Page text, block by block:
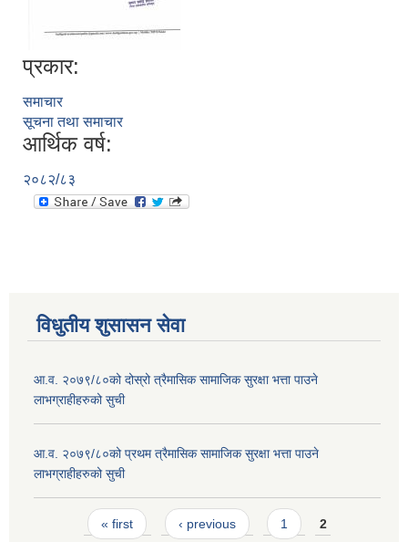
प्रकार:
समाचार
सूचना तथा समाचार
आर्थिक वर्ष:
२०८२/८३
विधुतीय शुसासन सेवा
आ.व. २०७९/८०को दोस्रो त्रैमासिक सामाजिक सुरक्षा भत्ता पाउने
लाभग्राहीहरुको सुची
आ.व. २०७९/८०को प्रथम त्रैमासिक सामाजिक सुरक्षा भत्ता पाउने
लाभग्राहीहरुको सुची
Pages« first ‹ previous 1 2